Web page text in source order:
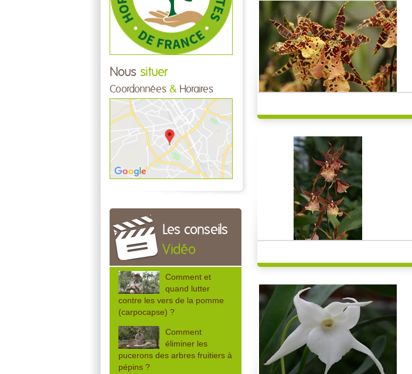
Nous situer
Coordonnées & Horaires
Les conseils
Vidéo
Comment et
quand lutter
contre les vers de la pomme
(carpocapse) ?
Comment
éliminer les
pucerons des arbres fruitiers à
pépins ?